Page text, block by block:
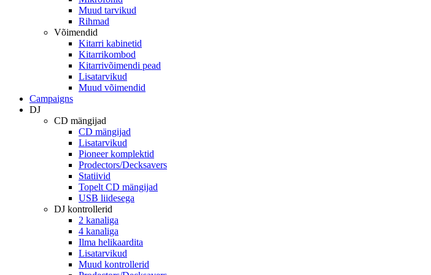
Muud tarvikud
Rihmad
Võimendid
Kitarri kabinetid
Kitarrikombod
Kitarrivõimendi pead
Lisatarvikud
Muud võimendid
Campaigns
DJ
CD mängijad
CD mängijad
Lisatarvikud
Pioneer komplektid
Prodectors/Decksavers
Statiivid
Topelt CD mängijad
USB liidesega
DJ kontrollerid
2 kanaliga
4 kanaliga
Ilma helikaardita
Lisatarvikud
Muud kontrollerid